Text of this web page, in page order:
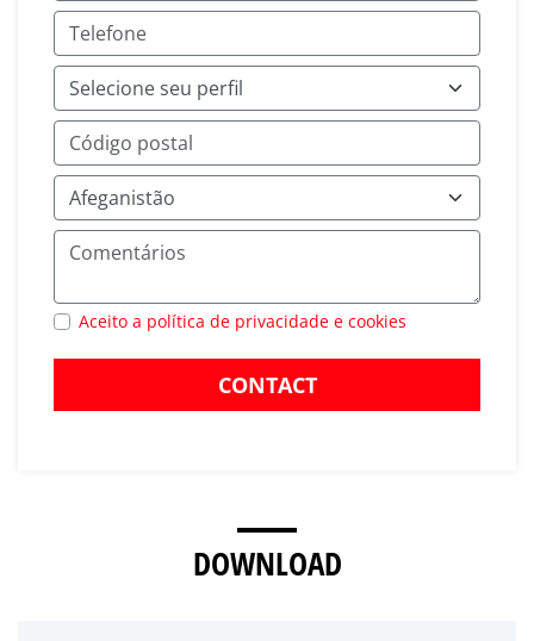
Aceito a política de privacidade e cookies
CONTACT
DOWNLOAD